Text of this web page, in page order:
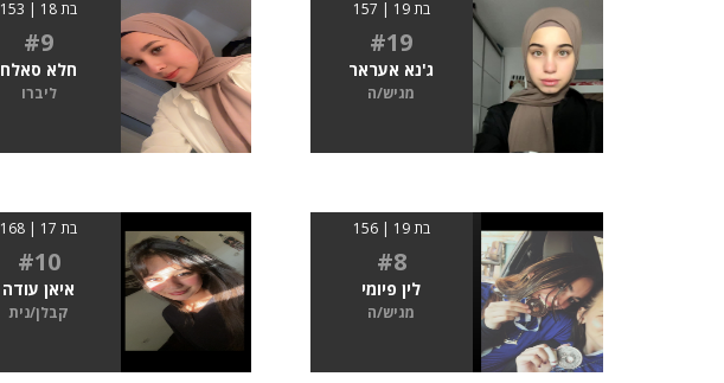
בת 19 | 157
#19
ג'נא אעראר
מגיש/ה
בת 18 | 153
#9
חלא סאלח
ליברו
בת 19 | 156
#8
לין פיומי
מגיש/ה
בת 17 | 168
#10
איאן עודה
קבלן/נית